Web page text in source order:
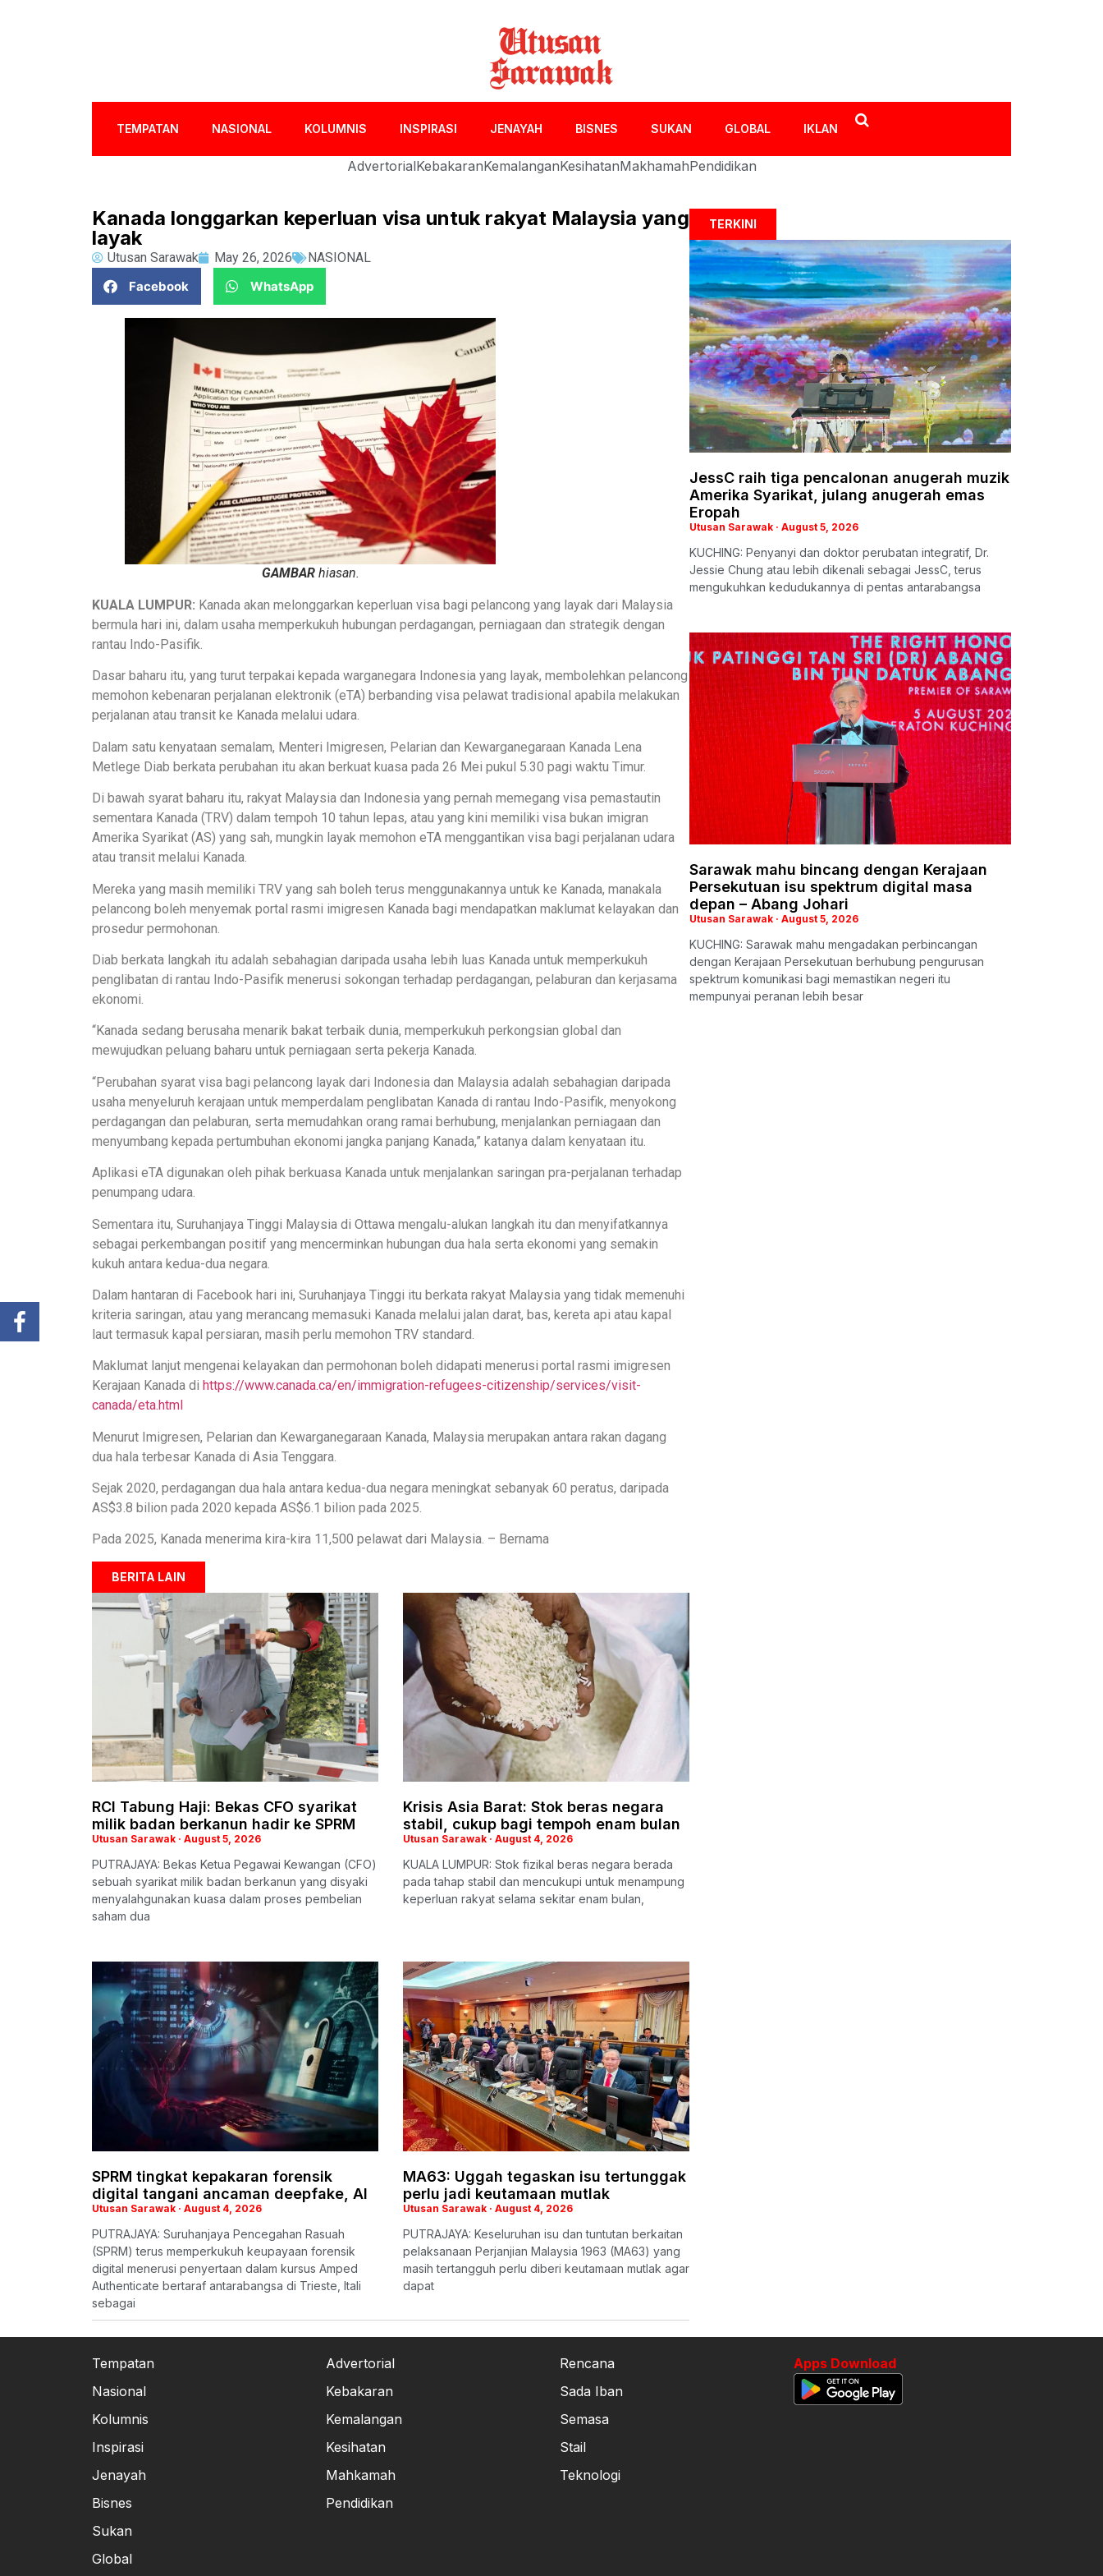
TEMPATAN NASIONAL KOLUMNIS INSPIRASI JENAYAH BISNES SUKAN GLOBAL IKLAN
AdvertorialKebakaranKemalanganKesihatanMakhamahPendidikan
Kanada longgarkan keperluan visa untuk rakyat Malaysia yang
layak
Utusan Sarawak May 26, 2026
NASIONAL
Facebook
WhatsApp
GAMBAR hiasan.
KUALA LUMPUR: Kanada akan melonggarkan keperluan visa bagi pelancong yang layak dari Malaysia
bermula hari ini, dalam usaha memperkukuh hubungan perdagangan, perniagaan dan strategik dengan
rantau Indo-Pasifik.
Dasar baharu itu, yang turut terpakai kepada warganegara Indonesia yang layak, membolehkan pelancong
memohon kebenaran perjalanan elektronik (eTA) berbanding visa pelawat tradisional apabila melakukan
perjalanan atau transit ke Kanada melalui udara.
Dalam satu kenyataan semalam, Menteri Imigresen, Pelarian dan Kewarganegaraan Kanada Lena
Metlege Diab berkata perubahan itu akan berkuat kuasa pada 26 Mei pukul 5.30 pagi waktu Timur.
Di bawah syarat baharu itu, rakyat Malaysia dan Indonesia yang pernah memegang visa pemastautin
sementara Kanada (TRV) dalam tempoh 10 tahun lepas, atau yang kini memiliki visa bukan imigran
Amerika Syarikat (AS) yang sah, mungkin layak memohon eTA menggantikan visa bagi perjalanan udara
atau transit melalui Kanada.
Mereka yang masih memiliki TRV yang sah boleh terus menggunakannya untuk ke Kanada, manakala
pelancong boleh menyemak portal rasmi imigresen Kanada bagi mendapatkan maklumat kelayakan dan
prosedur permohonan.
Diab berkata langkah itu adalah sebahagian daripada usaha lebih luas Kanada untuk memperkukuh
penglibatan di rantau Indo-Pasifik menerusi sokongan terhadap perdagangan, pelaburan dan kerjasama
ekonomi.
“Kanada sedang berusaha menarik bakat terbaik dunia, memperkukuh perkongsian global dan
mewujudkan peluang baharu untuk perniagaan serta pekerja Kanada.
“Perubahan syarat visa bagi pelancong layak dari Indonesia dan Malaysia adalah sebahagian daripada
usaha menyeluruh kerajaan untuk memperdalam penglibatan Kanada di rantau Indo-Pasifik, menyokong
perdagangan dan pelaburan, serta memudahkan orang ramai berhubung, menjalankan perniagaan dan
menyumbang kepada pertumbuhan ekonomi jangka panjang Kanada,” katanya dalam kenyataan itu.
Aplikasi eTA digunakan oleh pihak berkuasa Kanada untuk menjalankan saringan pra-perjalanan terhadap
penumpang udara.
Sementara itu, Suruhanjaya Tinggi Malaysia di Ottawa mengalu-alukan langkah itu dan menyifatkannya
sebagai perkembangan positif yang mencerminkan hubungan dua hala serta ekonomi yang semakin
kukuh antara kedua-dua negara.
Dalam hantaran di Facebook hari ini, Suruhanjaya Tinggi itu berkata rakyat Malaysia yang tidak memenuhi
kriteria saringan, atau yang merancang memasuki Kanada melalui jalan darat, bas, kereta api atau kapal
laut termasuk kapal persiaran, masih perlu memohon TRV standard.
Maklumat lanjut mengenai kelayakan dan permohonan boleh didapati menerusi portal rasmi imigresen
Kerajaan Kanada di https://www.canada.ca/en/immigration-refugees-citizenship/services/visit-
canada/eta.html
Menurut Imigresen, Pelarian dan Kewarganegaraan Kanada, Malaysia merupakan antara rakan dagang
dua hala terbesar Kanada di Asia Tenggara.
Sejak 2020, perdagangan dua hala antara kedua-dua negara meningkat sebanyak 60 peratus, daripada
AS$3.8 bilion pada 2020 kepada AS$6.1 bilion pada 2025.
Pada 2025, Kanada menerima kira-kira 11,500 pelawat dari Malaysia. – Bernama
BERITA LAIN
RCI Tabung Haji: Bekas CFO syarikat
milik badan berkanun hadir ke SPRM
Utusan Sarawak August 5, 2026
PUTRAJAYA: Bekas Ketua Pegawai Kewangan (CFO)
sebuah syarikat milik badan berkanun yang disyaki
menyalahgunakan kuasa dalam proses pembelian
saham dua
Krisis Asia Barat: Stok beras negara
stabil, cukup bagi tempoh enam bulan
Utusan Sarawak August 4, 2026
KUALA LUMPUR: Stok fizikal beras negara berada
pada tahap stabil dan mencukupi untuk menampung
keperluan rakyat selama sekitar enam bulan,
SPRM tingkat kepakaran forensik
digital tangani ancaman deepfake, AI
Utusan Sarawak August 4, 2026
PUTRAJAYA: Suruhanjaya Pencegahan Rasuah
(SPRM) terus memperkukuh keupayaan forensik
digital menerusi penyertaan dalam kursus Amped
Authenticate bertaraf antarabangsa di Trieste, Itali
sebagai
MA63: Uggah tegaskan isu tertunggak
perlu jadi keutamaan mutlak
Utusan Sarawak August 4, 2026
​PUTRAJAYA: Keseluruhan isu dan tuntutan berkaitan
pelaksanaan Perjanjian Malaysia 1963 (MA63) yang
masih tertangguh perlu diberi keutamaan mutlak agar
dapat
TERKINI
JessC raih tiga pencalonan anugerah muzik
Amerika Syarikat, julang anugerah emas
Eropah
Utusan Sarawak August 5, 2026
KUCHING: Penyanyi dan doktor perubatan integratif, Dr.
Jessie Chung atau lebih dikenali sebagai JessC, terus
mengukuhkan kedudukannya di pentas antarabangsa
Sarawak mahu bincang dengan Kerajaan
Persekutuan isu spektrum digital masa
depan – Abang Johari
Utusan Sarawak August 5, 2026
KUCHING: Sarawak mahu mengadakan perbincangan
dengan Kerajaan Persekutuan berhubung pengurusan
spektrum komunikasi bagi memastikan negeri itu
mempunyai peranan lebih besar
Tempatan
Nasional
Kolumnis
Inspirasi
Jenayah
Bisnes
Sukan
Global
Advertorial
Kebakaran
Kemalangan
Kesihatan
Mahkamah
Pendidikan
Rencana
Sada Iban
Semasa
Stail
Teknologi
Apps Download